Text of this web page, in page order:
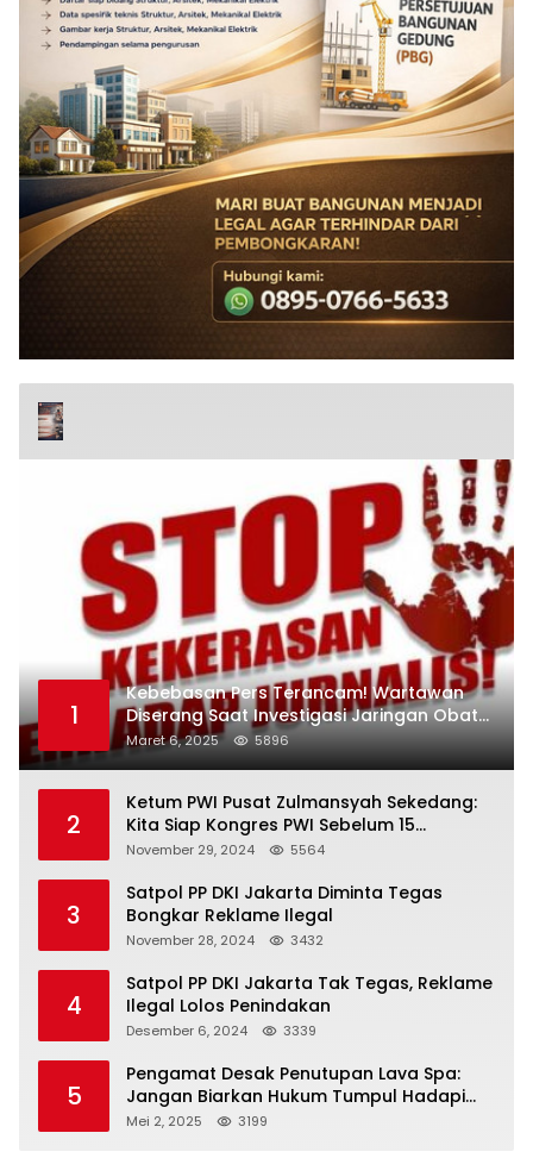
1
Kebebasan Pers Terancam! Wartawan
Diserang Saat Investigasi Jaringan Obat
Terlarang
Maret 6, 2025 5896
2
Ketum PWI Pusat Zulmansyah Sekedang:
Kita Siap Kongres PWI Sebelum 15
Desember 2024
November 29, 2024 5564
3
Satpol PP DKI Jakarta Diminta Tegas
Bongkar Reklame Ilegal
November 28, 2024 3432
4
Satpol PP DKI Jakarta Tak Tegas, Reklame
Ilegal Lolos Penindakan
Desember 6, 2024 3339
5
Pengamat Desak Penutupan Lava Spa:
Jangan Biarkan Hukum Tumpul Hadapi
‘Spa Berkedok
Mei 2, 2025 3199